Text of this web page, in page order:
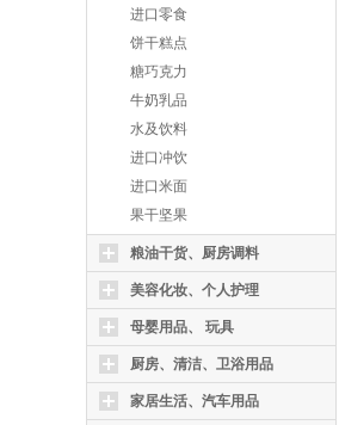
进口零食
饼干糕点
糖巧克力
牛奶乳品
水及饮料
进口冲饮
进口米面
果干坚果
粮油干货、厨房调料
美容化妆、个人护理
母婴用品、 玩具
厨房、清洁、卫浴用品
家居生活、汽车用品